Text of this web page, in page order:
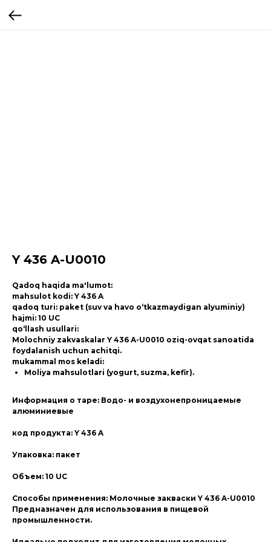
Y 436 A-U0010
Qadoq haqida ma'lumot:
mahsulot kodi: Y 436 A
qadoq turi: paket (suv va havo o‘tkazmaydigan alyuminiy)
hajmi: 10 UC
qo‘llash usullari:
Molochniy zakvaskalar Y 436 A-U0010 oziq-ovqat sanoatida
foydalanish uchun achitqi.
mukammal mos keladi:
Moliya mahsulotlari (yogurt, suzma, kefir).
Информация о таре: Водо- и воздухонепроницаемые
алюминиевые
код продукта: Y 436 A
Упаковка: пакет
Объем: 10 UC
Способы применения: Молочные закваски Y 436 A-U0010
Предназначен для использования в пищевой
промышленности.